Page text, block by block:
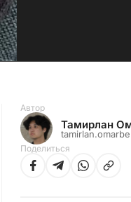
Автор
Тамирлан
Поделиться